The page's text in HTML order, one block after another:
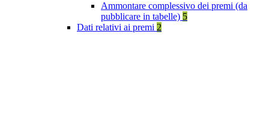
Ammontare complessivo dei premi (da
pubblicare in tabelle) 5
Dati relativi ai premi 2